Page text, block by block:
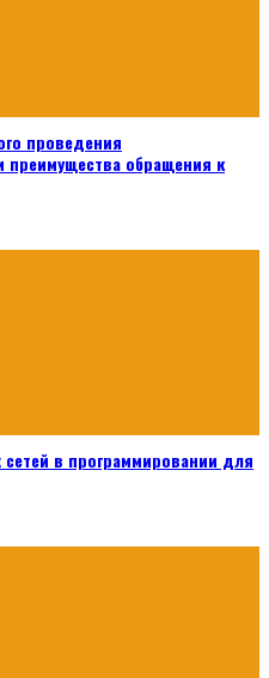
проведения
преимущества обращения к
в программировании для